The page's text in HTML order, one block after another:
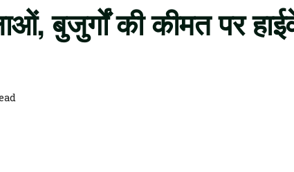
बुजुर्गों की कीमत पर